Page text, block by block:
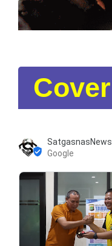
Cover
SatgasnasNews
Google